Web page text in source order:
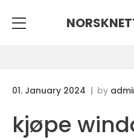
01. January 2024 by
kjøpe